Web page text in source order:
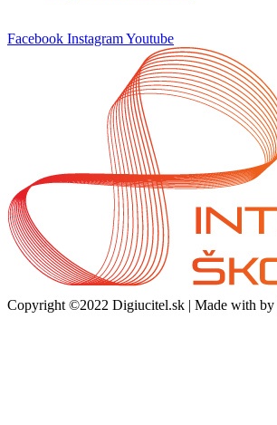
Facebook InstagramYoutube
Copyright ©2022 Digiucitel.sk | Made with by